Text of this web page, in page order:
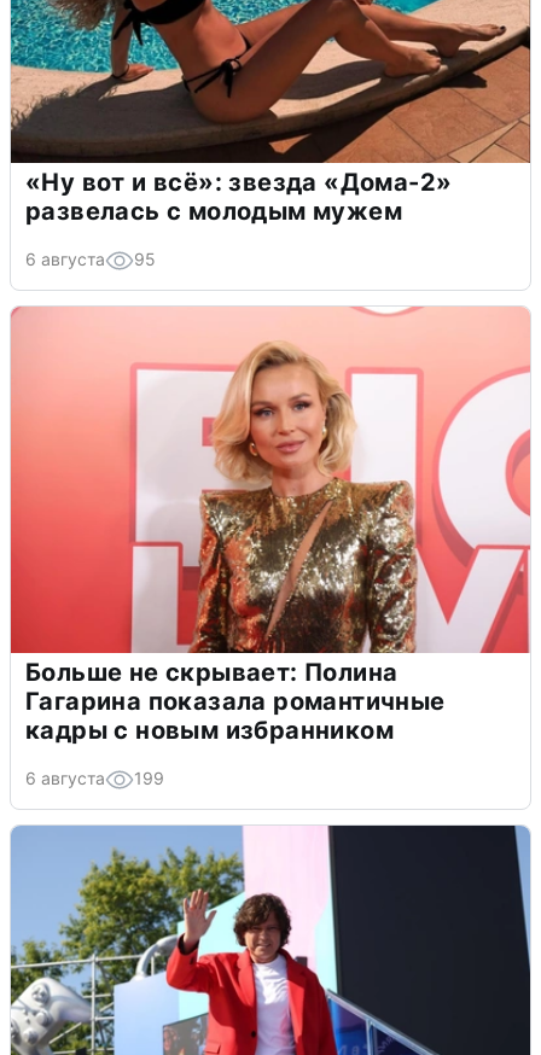
«Ну вот и всё»: звезда «Дома-2»
развелась с молодым мужем
6 августа 95
Больше не скрывает: Полина
Гагарина показала романтичные
кадры с новым избранником
6 августа 199